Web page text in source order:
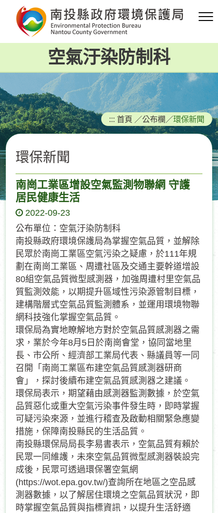
要
容
區
塊
空氣汙染防制科
::: 首頁 ／公布欄 ／環保新聞
環保新聞
南崗工業區增設空氣監測物聯網 守護
居民健康生活
2022-09-23
公布單位：空氣汙染防制科
南投縣政府環境保護局為掌握空氣品質，並解除
民眾於南崗工業區空氣污染之疑慮，於111年規
劃在南崗工業區、周遭社區及交通主要幹道增設
80組空氣品質微型感測器，加強周遭村里空氣品
質監測效能，以期提升區域性污染源管制目標，
建構階層式空氣品質監測體系，並運用環境物聯
網科技強化掌握空氣品質。
環保局為實地瞭解地方對於空氣品質感測器之需
求，業於今年8月5日於南崗會堂，協同當地里
長、市公所、經濟部工業局代表、縣議員等一同
召開「南崗工業區布建空氣品質感測器研商
會」，探討後續布建空氣品質感測器之建議。
環保局表示，期望藉由感測器監測數據，於空氣
品質惡化或重大空氣污染事件發生時，即時掌握
可疑污染來源，並進行稽查及啟動相關緊急應變
措施，保障南投縣民的生活品質。
南投縣環保局局長李易書表示，空氣品質有賴於
民眾一同維護，未來空氣品質微型感測器裝設完
成後，民眾可透過環保署空氣網
(https://wot.epa.gov.tw/)查詢所在地區之空品感
測器數據，以了解居住環境之空氣品質狀況，即
時掌握空氣品質與指標資訊，以提升生活舒適